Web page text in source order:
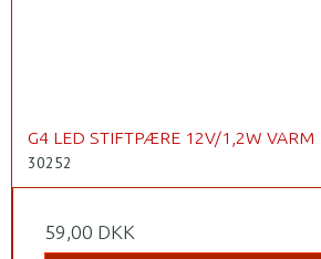
G4 LED STIFTPÆRE 12V/1,2W VARM
30252
59,00 DKK